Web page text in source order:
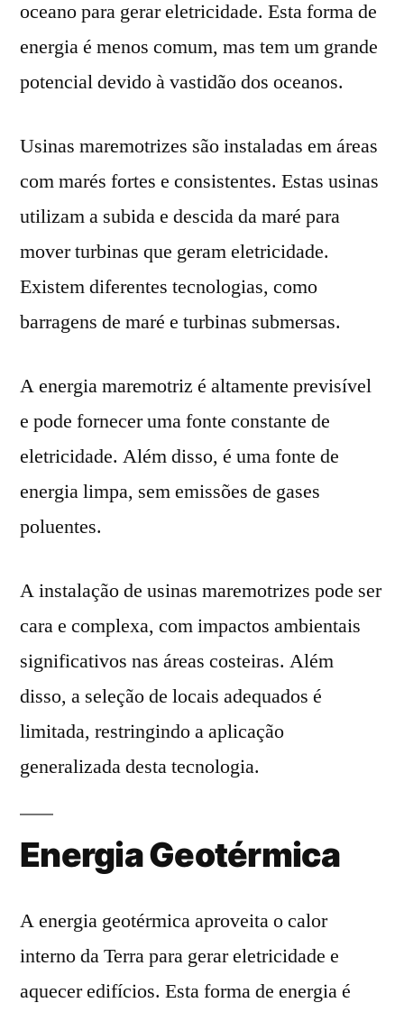
oceano para gerar eletricidade. Esta forma de
energia é menos comum, mas tem um grande
potencial devido à vastidão dos oceanos.
Usinas maremotrizes são instaladas em áreas
com marés fortes e consistentes. Estas usinas
utilizam a subida e descida da maré para
mover turbinas que geram eletricidade.
Existem diferentes tecnologias, como
barragens de maré e turbinas submersas.
A energia maremotriz é altamente previsível
e pode fornecer uma fonte constante de
eletricidade. Além disso, é uma fonte de
energia limpa, sem emissões de gases
poluentes.
A instalação de usinas maremotrizes pode ser
cara e complexa, com impactos ambientais
significativos nas áreas costeiras. Além
disso, a seleção de locais adequados é
limitada, restringindo a aplicação
generalizada desta tecnologia.
Energia Geotérmica
A energia geotérmica aproveita o calor
interno da Terra para gerar eletricidade e
aquecer edifícios. Esta forma de energia é